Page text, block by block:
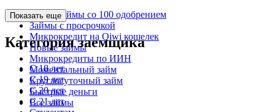
Микрозаймы со 100 одобрением
Займы с просрочкой
Микрокредит на Qiwi кошелек
Новые займы
Микрокредиты по ИИН
Моментальный займ
Круглосуточный займ
Быстрые деньги
Все займы
Показать еще
Категория заемщика
С 18 лет
С 19 лет
С 20 лет
С 21 лет